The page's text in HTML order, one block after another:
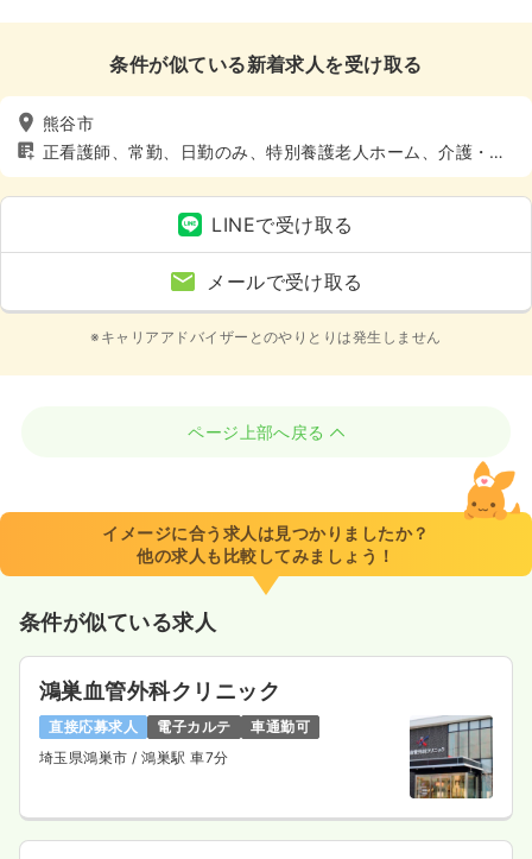
条件が似ている新着求人を受け取る
熊谷市
正看護師、常勤、日勤のみ、特別養護老人ホーム、介護・福
祉系
LINEで受け取る
メールで受け取る
※キャリアアドバイザーとのやりとりは発生しません
ページ上部へ戻る
イメージに合う求人は見つかりましたか？
他の求人も比較してみましょう！
条件が似ている求人
鴻巣血管外科クリニック
直接応募求人 電子カルテ
車通勤可
埼玉県鴻巣市/ 鴻巣駅 車7分